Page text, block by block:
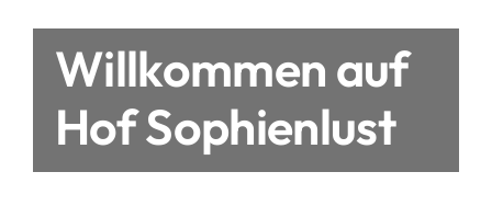
Willkommen auf
Hof Sophienlust